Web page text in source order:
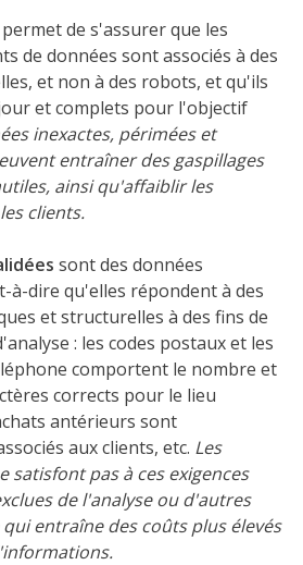
permet de s'assurer que les
de données sont associés à des
et non à des robots, et qu'ils
et complets pour l'objectif
inexactes, périmées et
entraîner des gaspillages
ainsi qu'affaiblir les
clients.
sont des données
à-dire qu'elles répondent à des
et structurelles à des fins de
: les codes postaux et les
comportent le nombre et
corrects pour le lieu
antérieurs sont
aux clients, etc. Les
satisfont pas à ces exigences
de l'analyse ou d'autres
entraîne des coûts plus élevés